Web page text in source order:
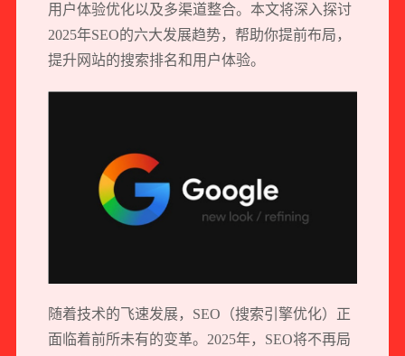
用户体验优化以及多渠道整合。本文将深入探讨
2025年SEO的六大发展趋势，帮助你提前布局，
提升网站的搜索排名和用户体验。
随着技术的飞速发展，SEO（搜索引擎优化）正
面临着前所未有的变革。2025年，SEO将不再局